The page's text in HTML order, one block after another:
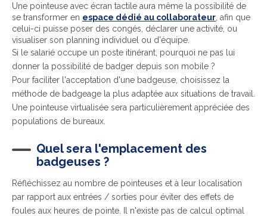
Une pointeuse avec écran tactile aura même la possibilité de
se transformer en espace dédié au collaborateur , afin que
celui-ci puisse poser des congés, déclarer une activité, ou
visualiser son planning individuel ou d'équipe.
Si le salarié occupe un poste itinérant, pourquoi ne pas lui
donner la possibilité de badger depuis son mobile ?
Pour faciliter l'acceptation d'une badgeuse, choisissez la
méthode de badgeage la plus adaptée aux situations de travail.
Une pointeuse virtualisée sera particulièrement appréciée des
populations de bureaux.
Quel sera l'emplacement des
badgeuses ?
Réfléchissez au nombre de pointeuses et à leur localisation
par rapport aux entrées / sorties pour éviter des effets de
foules aux heures de pointe. Il n'existe pas de calcul optimal